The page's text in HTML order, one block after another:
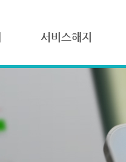
서비스해지